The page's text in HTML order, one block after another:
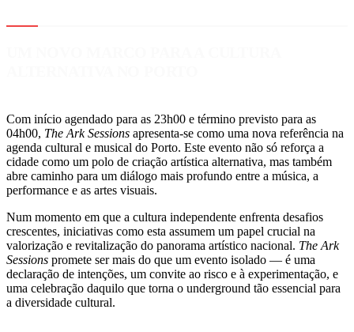
Com início agendado para as 23h00 e término previsto para as
04h00, The Ark Sessions apresenta-se como uma nova referência na
agenda cultural e musical do Porto. Este evento não só reforça a
cidade como um polo de criação artística alternativa, mas também
abre caminho para um diálogo mais profundo entre a música, a
performance e as artes visuais.
Num momento em que a cultura independente enfrenta desafios
crescentes, iniciativas como esta assumem um papel crucial na
valorização e revitalização do panorama artístico nacional. The Ark
Sessions promete ser mais do que um evento isolado — é uma
declaração de intenções, um convite ao risco e à experimentação, e
uma celebração daquilo que torna o underground tão essencial para
a diversidade cultural.